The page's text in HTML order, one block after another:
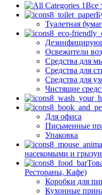
Все
Туалетная
Освежители
Средства для
Средства для
Средства для
Чистящие
Для офиса
Письменные
Упаковка
насекомыми и
Рестораны, Кафе)
Коробки для
Кухонные